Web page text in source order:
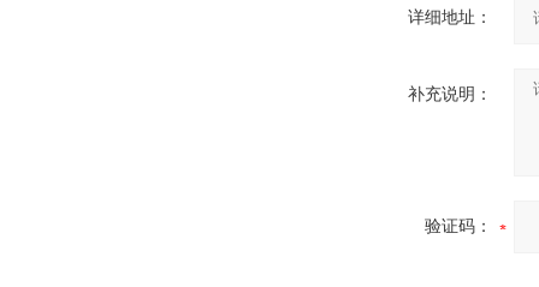
详细地址：
补充说明：
验证码：